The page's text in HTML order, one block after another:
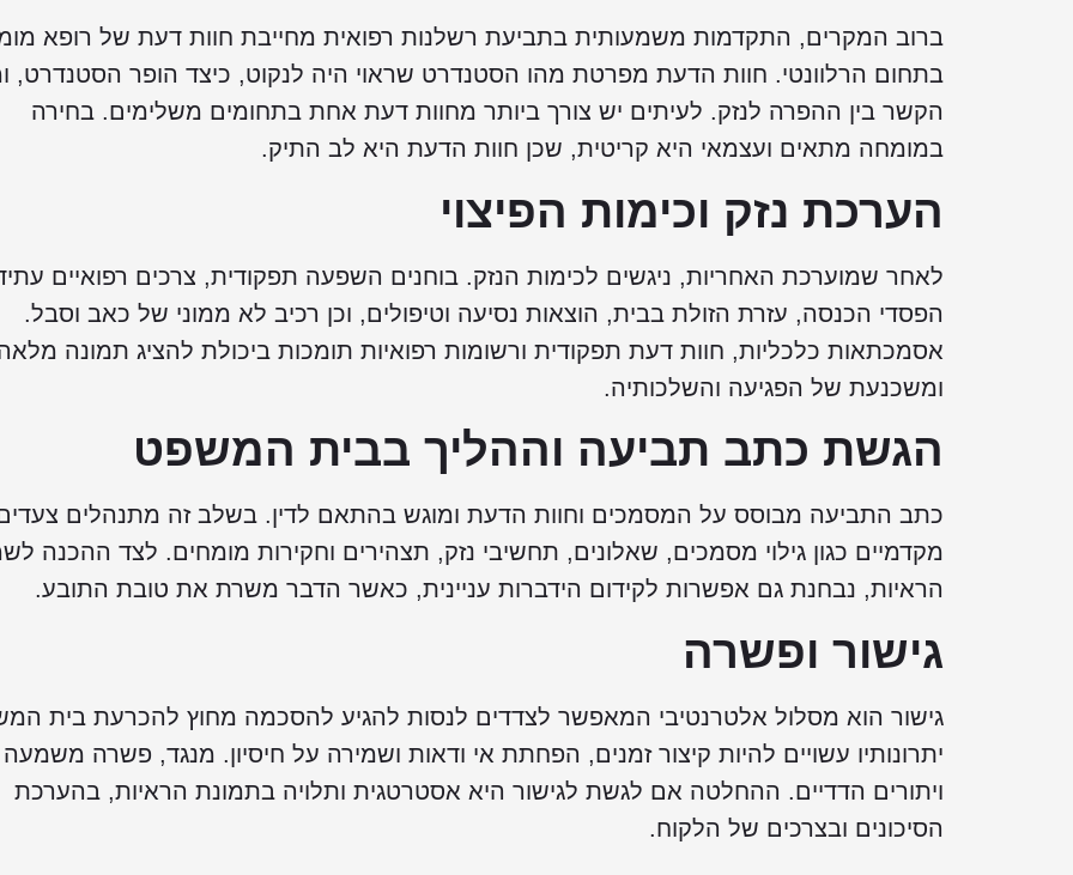
ברוב המקרים, התקדמות משמעותית בתביעת רשלנות רפואית מחייבת חוות דעת של רופא
בתחום הרלוונטי. חוות הדעת מפרטת מהו הסטנדרט שראוי היה לנקוט, כיצד הופר הסטנדרט,
הקשר בין ההפרה לנזק. לעיתים יש צורך ביותר מחוות דעת אחת בתחומים משלימים. בחירה
במומחה מתאים ועצמאי היא קריטית, שכן חוות הדעת היא לב התיק.
הערכת נזק וכימות הפיצוי
לאחר שמוערכת האחריות, ניגשים לכימות הנזק. בוחנים השפעה תפקודית, צרכים רפואיים
הפסדי הכנסה, עזרת הזולת בבית, הוצאות נסיעה וטיפולים, וכן רכיב לא ממוני של כאב וסבל.
אסמכתאות כלכליות, חוות דעת תפקודית ורשומות רפואיות תומכות ביכולת להציג תמונה
ומשכנעת של הפגיעה והשלכותיה.
הגשת כתב תביעה וההליך בבית המשפט
כתב התביעה מבוסס על המסמכים וחוות הדעת ומוגש בהתאם לדין. בשלב זה מתנהלים
מקדמיים כגון גילוי מסמכים, שאלונים, תחשיבי נזק, תצהירים וחקירות מומחים. לצד ההכנה
הראיות, נבחנת גם אפשרות לקידום הידברות עניינית, כאשר הדבר משרת את טובת התובע.
גישור ופשרה
גישור הוא מסלול אלטרנטיבי המאפשר לצדדים לנסות להגיע להסכמה מחוץ להכרעת בית
יתרונותיו עשויים להיות קיצור זמנים, הפחתת אי ודאות ושמירה על חיסיון. מנגד, פשרה משמעה
ויתורים הדדיים. ההחלטה אם לגשת לגישור היא אסטרטגית ותלויה בתמונת הראיות, בהערכת
הסיכונים ובצרכים של הלקוח.